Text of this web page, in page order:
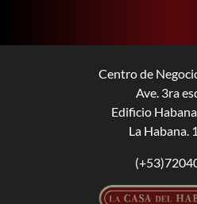
Centro de
Ave. 3ra
Edificio
La Habana.